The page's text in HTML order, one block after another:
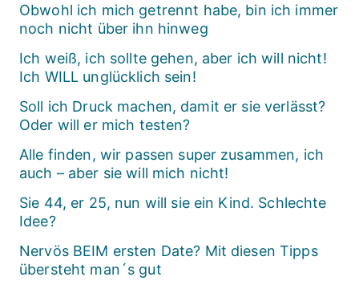
Obwohl ich mich getrennt habe, bin ich immer
noch nicht über ihn hinweg
Ich weiß, ich sollte gehen, aber ich will nicht!
Ich WILL unglücklich sein!
Soll ich Druck machen, damit er sie verlässt?
Oder will er mich testen?
Alle finden, wir passen super zusammen, ich
auch – aber sie will mich nicht!
Sie 44, er 25, nun will sie ein Kind. Schlechte
Idee?
Nervös BEIM ersten Date? Mit diesen Tipps
übersteht man´s gut